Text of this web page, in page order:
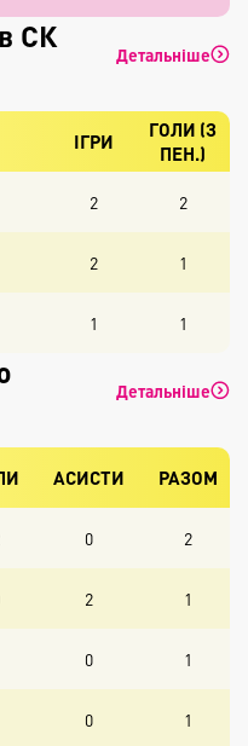
СК
Детальніше
ІГРИ
ГОЛИ (З
ПЕН.)
2 2
2 1
1 1
Детальніше
АСИСТИ РАЗОМ
0 2
2 1
0 1
0 1